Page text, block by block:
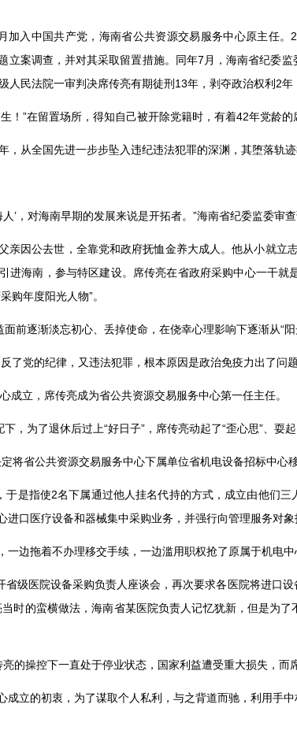
月加入中国共产党，海南省公共资源交易服务中心原主任。
立案调查，并对其采取留置措施。同年7 月，海南省纪委
人民法院一审判决席传亮有期徒刑 13年，剥夺政治权利 2年
！ ”在留置场所，得知自己被开除党籍时，有着42年党龄的
，从全国先进一步步坠入违纪违法犯罪的深渊，其堕落轨迹
’ ，对海南早期的发展来说是开拓者。 ”海南省纪委监委审
亲因公去世，全靠党和政府抚恤金养大成人。他从小就立
进海南，参与特区建设。席传亮在省政府采购中心一干就
购年度阳光人物”。
面前逐渐淡忘初心、丢掉使命，在侥幸心理影响下逐渐从“
了党的纪律，又违法犯罪，根本原因是政治免疫力出了问
成立，席传亮成为省公共资源交易服务中心第一任主任。
下，为了退休后过上“好日子” ，席传亮动起了“歪心思” 、耍
将省公共资源交易服务中心下属单位省机电设备招标中心
，于是指使2名下属通过他人挂名代持的方式，成立由他们
进口医疗设备和器械集中采购业务，并强行向管理服务对
边拖着不办理移交手续，一边滥用职权抢了原属于机电中
省级医院设备采购负责人座谈会，再次要求各医院将进口
当时的蛮横做法，海南省某医院负责人记忆犹新，但是为
的操控下一直处于停业状态，国家利益遭受重大损失，而
成立的初衷，为了谋取个人私利，与之背道而驰，利用手